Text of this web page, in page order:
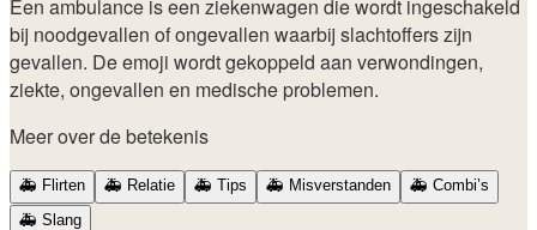
Een ambulance is een ziekenwagen die wordt ingeschakeld
bij noodgevallen of ongevallen waarbij slachtoffers zijn
gevallen. De emoji wordt gekoppeld aan verwondingen,
ziekte, ongevallen en medische problemen.
Meer over de betekenis
🚑 Flirten 🚑 Relatie 🚑 Tips 🚑 Misverstanden 🚑 Combi’s
🚑 Slang